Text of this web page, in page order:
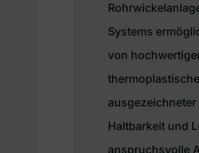
Systems
von
ausgezeichneter
Haltbarkeit und
anspruchsvolle